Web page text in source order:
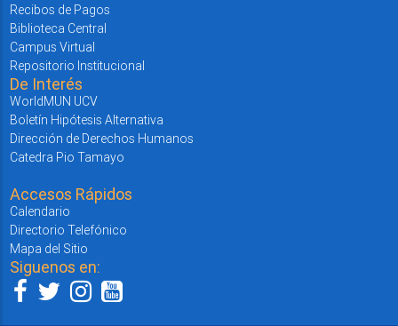
Recibos de Pagos
Biblioteca Central
Campus Virtual
Repositorio Institucional
De Interés
WorldMUN UCV
Boletín Hipótesis Alternativa
Dirección de Derechos Humanos
Catedra Pio Tamayo
Accesos Rápidos
Calendario
Directorio Telefónico
Mapa del Sitio
Siguenos en: